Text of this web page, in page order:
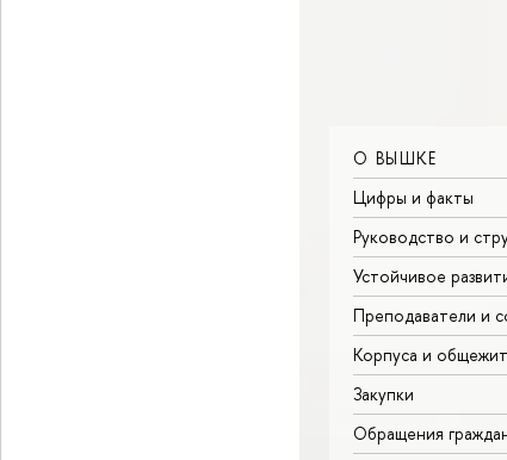
О ВЫШКЕ
Цифры и факты
Руководство и
Устойчивое
Преподаватели и
Корпуса и
Закупки
Обращения